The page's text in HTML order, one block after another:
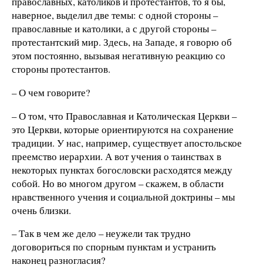
наверное, выделил две темы: с одной стороны –
православные и католики, а с другой стороны –
протестантский мир. Здесь, на Западе, я говорю об
этом постоянно, вызывая негативную реакцию со
стороны протестантов.
– О чем говорите?
– О том, что Православная и Католическая Церкви –
это Церкви, которые ориентируются на сохранение
традиции. У нас, например, существует апостольское
преемство иерархии. А вот учения о таинствах в
некоторых пунктах богословски расходятся между
собой. Но во многом другом – скажем, в области
нравственного учения и социальной доктрины – мы
очень близки.
– Так в чем же дело – неужели так трудно
договориться по спорным пунктам и устранить
наконец разногласия?